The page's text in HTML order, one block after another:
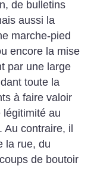
de bulletins
aussi la
marche-pied
encore la mise
par une large
toute la
à faire valoir
légitimité au
contraire, il
la rue, du
de boutoir